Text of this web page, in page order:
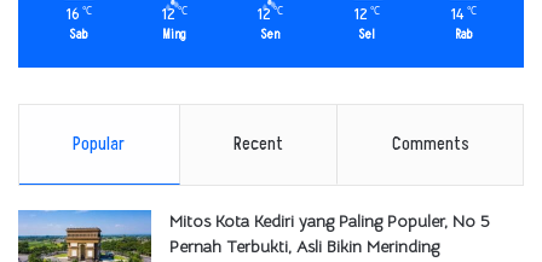
16 ℃
Sab
12℃
Ming
12℃
Sen
12 ℃
Sel
14℃
Rab
Popular Recent Comments
Mitos Kota Kediri yang Paling Populer, No 5
Pernah Terbukti, Asli Bikin Merinding